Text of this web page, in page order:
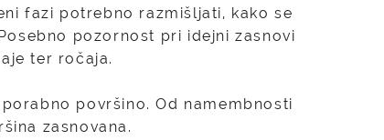
fazi potrebno razmišljati, kako se
pozornost pri idejni zasnovi
ter ročaja.
površino. Od namembnosti
zasnovana.